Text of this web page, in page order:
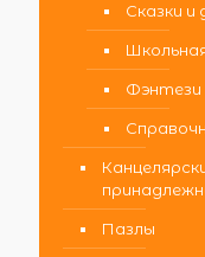
Сказки
Пазлы